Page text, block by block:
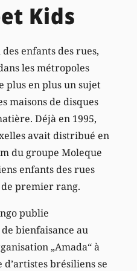
Kids
enfants des rues,
les métropoles
plus en plus un sujet
maisons de disques
Déjà en 1995,
avait distribué en
du groupe Moleque
enfants des rues
premier rang.
publie
bienfaisance au
„Amada“ à
brésiliens se